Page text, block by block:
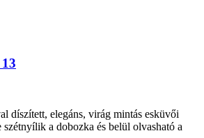
díszített, elegáns, virág mintás esküvői
a dobozka és belül olvasható a